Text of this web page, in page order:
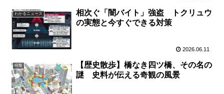
わかるニュース
相次ぐ「闇バイト」強盗 トクリュウ
の実態と今すぐできる対策
2026.06.11
特集
【歴史散歩】橋なき四ツ橋、その名の
謎 史料が伝える奇観の風景